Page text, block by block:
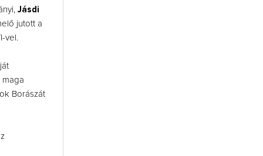
Jásdi
jutott a
vel.
maga
Borászát